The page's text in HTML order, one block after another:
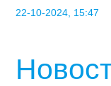
22-10-2024, 15:47